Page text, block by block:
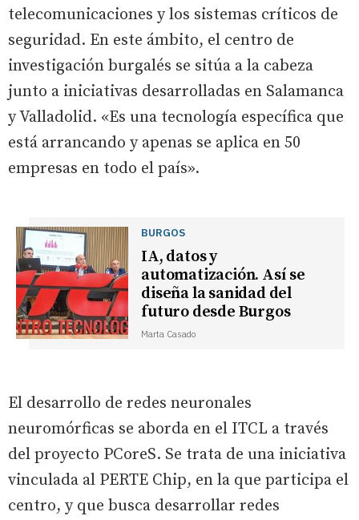
telecomunicaciones y los sistemas críticos de
seguridad. En este ámbito, el centro de
investigación burgalés se sitúa a la cabeza
junto a iniciativas desarrolladas en Salamanca
y Valladolid. «Es una tecnología específica que
está arrancando y apenas se aplica en 50
empresas en todo el país».
BURGOS
IA, datos y
automatización. Así se
diseña la sanidad del
futuro desde Burgos
Marta Casado
El desarrollo de redes neuronales
neuromórficas se aborda en el ITCL a través
del proyecto PCoreS. Se trata de una iniciativa
vinculada al PERTE Chip, en la que participa el
centro, y que busca desarrollar redes